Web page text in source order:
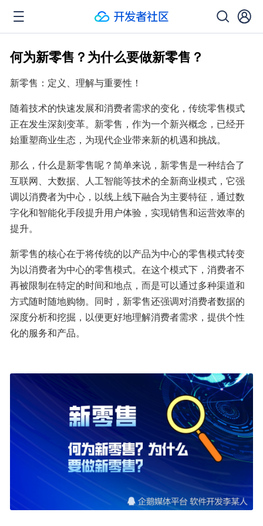
何为新零售？为什么要做新零售？
新零售：定义、理解与重要性！
随着技术的快速发展和消费者需求的变化，传统零售模式
正在发生深刻变革。新零售，作为一个新兴概念，已经开
始重塑商业生态，为现代企业带来新的机遇和挑战。
那么，什么是新零售呢？简单来说，新零售是一种结合了
互联网、大数据、人工智能等技术的全新商业模式，它强
调以消费者为中心，以线上线下融合为主要特征，通过数
字化和智能化手段提升用户体验，实现销售和运营效率的
提升。
新零售的核心在于将传统的以产品为中心的零售模式转变
为以消费者为中心的零售模式。在这个模式下，消费者不
再被限制在特定的时间和地点，而是可以通过多种渠道和
方式随时随地购物。同时，新零售还强调对消费者数据的
深度分析和挖掘，以便更好地理解消费者需求，提供个性
化的服务和产品。